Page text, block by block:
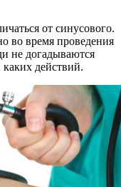
от синусового.
во время проведения
не догадываются
действий.